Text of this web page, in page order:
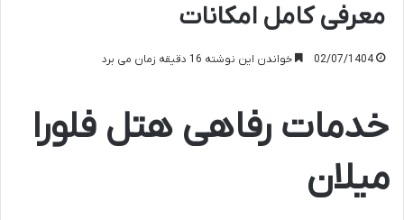
معرفی کامل امکانات
02/07/1404 خواندن این نوشته 16 دقیقه زمان می برد
خدمات رفاهی هتل فلورا
میلان